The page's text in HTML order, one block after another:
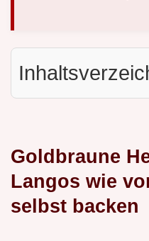
Goldbraune
Langos wie
selbst backen